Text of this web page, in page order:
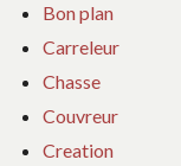
Bon plan
Carreleur
Chasse
Couvreur
Creation